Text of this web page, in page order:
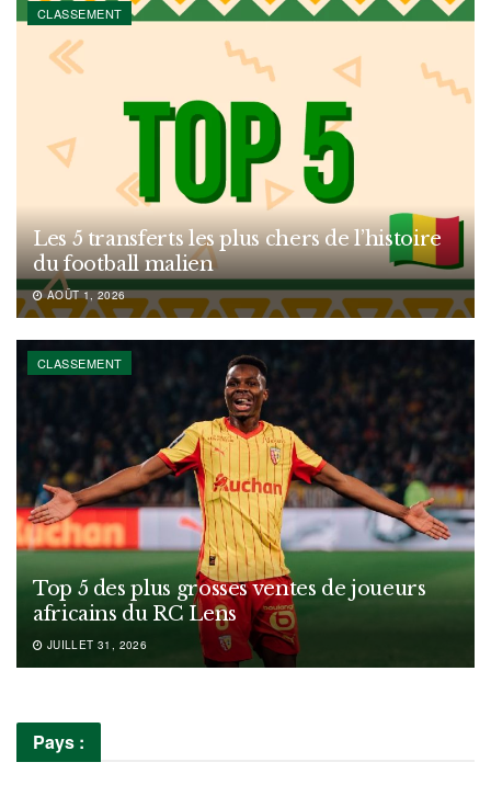
CLASSEMENT
Les 5 transferts les plus chers de l’histoire
du football malien
AOÛT 1, 2026
CLASSEMENT
Top 5 des plus grosses ventes de joueurs
africains du RC Lens
JUILLET 31, 2026
Pays :